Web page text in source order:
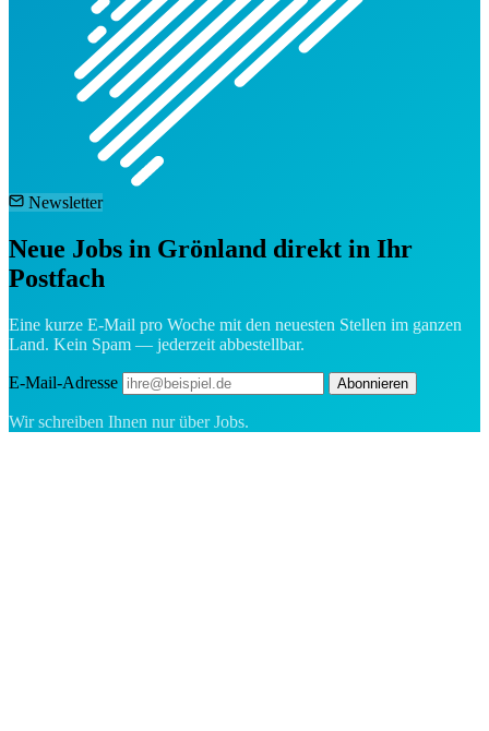
Newsletter
Neue Jobs in Grönland direkt in Ihr
Postfach
Eine kurze E-Mail pro Woche mit den neuesten Stellen im ganzen
Land. Kein Spam — jederzeit abbestellbar.
E-Mail-Adresse Abonnieren
Wir schreiben Ihnen nur über Jobs.